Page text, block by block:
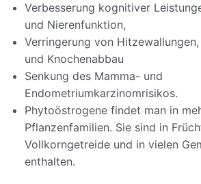
Verbesserung kognitiver
und Nierenfunktion,
Verringerung von
und Knochenabbau
Senkung des Mamma- und
Endometriumkarzinomrisikos.
Phytoöstrogene findet man in
Pflanzenfamilien. Sie sind in
Vollkorngetreide und in vielen
enthalten.